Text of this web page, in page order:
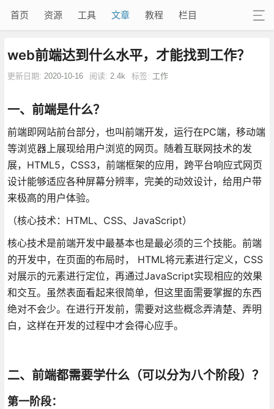
首页 资源 工具 文章 教程 栏目
web前端达到什么水平，才能找到工作？
更新日期: 2020-10-16 阅读: 2.4k 标签: 工作
一、前端是什么？
前端即网站前台部分，也叫前端开发，运行在PC端，移动端
等浏览器上展现给用户浏览的网页。随着互联网技术的发
展，HTML5，CSS3，前端框架的应用，跨平台响应式网页
设计能够适应各种屏幕分辨率，完美的动效设计，给用户带
来极高的用户体验。
（核心技术：HTML、CSS、JavaScript）
核心技术是前端开发中最基本也是最必须的三个技能。前端
的开发中，在页面的布局时， HTML将元素进行定义，CSS
对展示的元素进行定位，再通过JavaScript实现相应的效果
和交互。虽然表面看起来很简单，但这里面需要掌握的东西
绝对不会少。在进行开发前，需要对这些概念弄清楚、弄明
白，这样在开发的过程中才会得心应手。
二、前端都需要学什么（可以分为八个阶段）？
第一阶段：